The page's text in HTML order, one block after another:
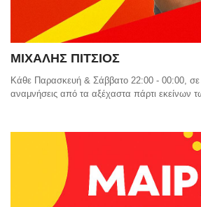
ΜΙΧΑΛΗΣ ΠΙΤΣΙΟΣ
Κάθε Παρασκευή & Σάββατο 22:00 - 00:00,
αναμνήσεις από τα αξέχαστα πάρτι εκείνων